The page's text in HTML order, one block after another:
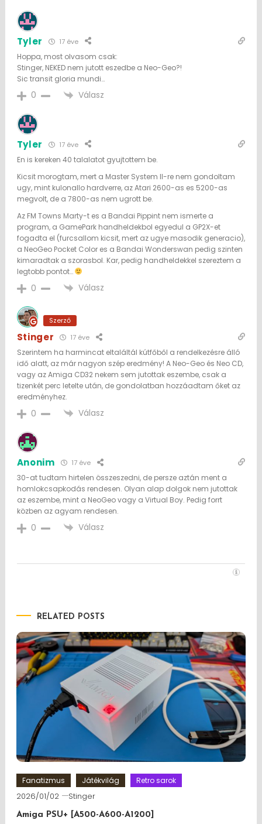
Tyler 17 éve
Hoppa, most olvasom csak:
Stinger, NEKED nem jutott eszedbe a Neo-Geo?!
Sic transit gloria mundi…
0 Válasz
Tyler 17 éve
En is kereken 40 talalatot gyujtottem be.
Kicsit morogtam, mert a Master System II-re nem gondoltam
ugy, mint kulonallo hardverre, az Atari 2600-as es 5200-as
megvolt, de a 7800-as nem ugrott be.
Az FM Towns Marty-t es a Bandai Pippint nem ismerte a
program, a GamePark handheldekbol egyedul a GP2X-et
fogadta el (furcsallom kicsit, mert az ugye masodik generacio),
a NeoGeo Pocket Color es a Bandai Wonderswan pedig szinten
kimaradtak a szorasbol. Kar, pedig handheldekkel szereztem a
legtobb pontot…
0 Válasz
Szerző
Stinger 17 éve
Szerintem ha harmincat eltaláltál kútfőből a rendelkezésre álló
idő alatt, az már nagyon szép eredmény! A Neo-Geo és Neo CD,
vagy az Amiga CD32 nekem sem jutottak eszembe, csak a
tizenkét perc letelte után, de gondolatban hozzáadtam őket az
eredményhez.
0 Válasz
Anonim 17 éve
30-at tudtam hirtelen összeszedni, de persze aztán ment a
homlokcsapkodás rendesen. Olyan alap dolgok nem jutottak
az eszembe, mint a NeoGeo vagy a Virtual Boy. Pedig forrt
közben az agyam rendesen.
0 Válasz
RELATED POSTS
Fanatizmus Játékvilág Retro sarok
2026/01/02 Stinger
Amiga PSU+ [A500-A600-A1200]